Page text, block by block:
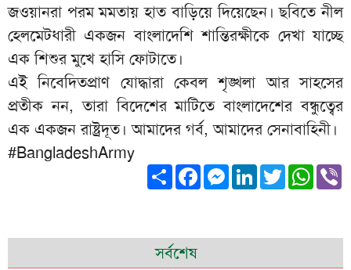
জওয়ানরা পরম মমতায় হাত বাড়িয়ে দিয়েছেন। ছবিতে নীল
হেলমেটধারী একজন বাংলাদেশি শান্তিরক্ষীকে দেখা যাচ্ছে
এক শিশুর মুখে হাসি ফোটাতে।
এই নিবেদিতপ্রাণ যোদ্ধারা কেবল শৃঙ্খলা আর সাহসের
প্রতীক নন, তারা বিদেশের মাটিতে বাংলাদেশের বন্ধুত্বের
এক একজন রাষ্ট্রদূত। আমাদের গর্ব, আমাদের সেনাবাহিনী।
#BangladeshArmy
ShareFacebook
Messenger
LinkedIn
Twitter
সর্বশেষ